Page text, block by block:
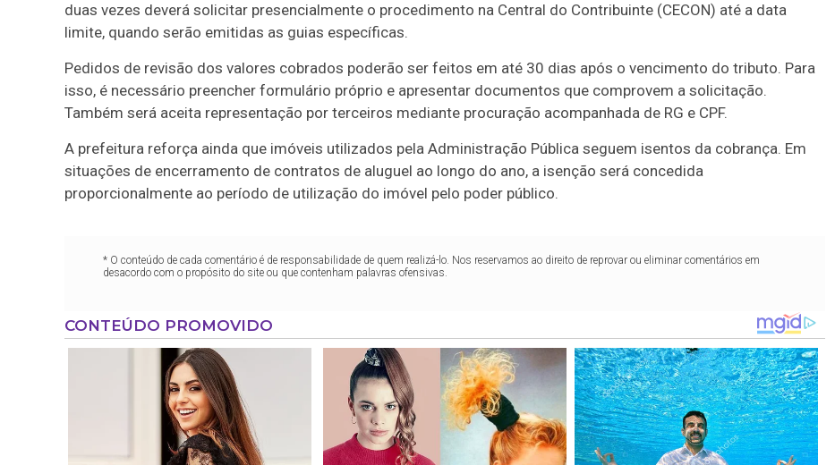
duas vezes deverá solicitar presencialmente o procedimento na Central do Contribuinte (CECON) até a data
limite, quando serão emitidas as guias específicas.
Pedidos de revisão dos valores cobrados poderão ser feitos em até 30 dias após o vencimento do tributo. Para
isso, é necessário preencher formulário próprio e apresentar documentos que comprovem a solicitação.
Também será aceita representação por terceiros mediante procuração acompanhada de RG e CPF.
A prefeitura reforça ainda que imóveis utilizados pela Administração Pública seguem isentos da cobrança. Em
situações de encerramento de contratos de aluguel ao longo do ano, a isenção será concedida
proporcionalmente ao período de utilização do imóvel pelo poder público.
* O conteúdo de cada comentário é de responsabilidade de quem realizá-lo. Nos reservamos ao direito de reprovar ou eliminar comentários em
desacordo com o propósito do site ou que contenham palavras ofensivas.